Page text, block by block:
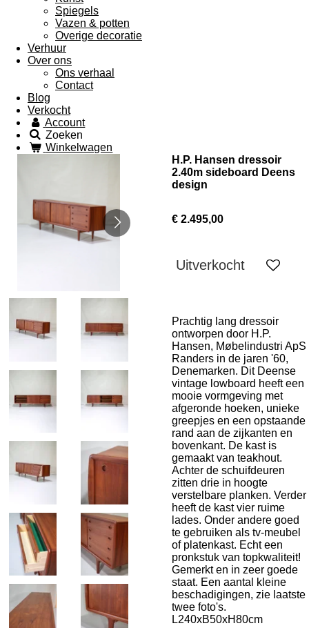
Spiegels
Vazen & potten
Overige decoratie
Verhuur
Over ons
Ons verhaal
Contact
Blog
Verkocht
Account
Zoeken
Winkelwagen
H.P. Hansen dressoir
2.40m sideboard Deens
design
€ 2.495,00
Uitverkocht
Prachtig lang dressoir
ontworpen door H.P.
Hansen, Møbelindustri ApS
Randers in de jaren '60,
Denemarken. Dit Deense
vintage lowboard heeft een
mooie vormgeving met
afgeronde hoeken, unieke
greepjes en een opstaande
rand aan de zijkanten en
bovenkant. De kast is
gemaakt van teakhout.
Achter de schuifdeuren
zitten drie in hoogte
verstelbare planken. Verder
heeft de kast vier ruime
lades. Onder andere goed
te gebruiken als tv-meubel
of platenkast. Echt een
pronkstuk van topkwaliteit!
Gemerkt en in zeer goede
staat. Een aantal kleine
beschadigingen, zie laatste
twee foto's.
L240xB50xH80cm